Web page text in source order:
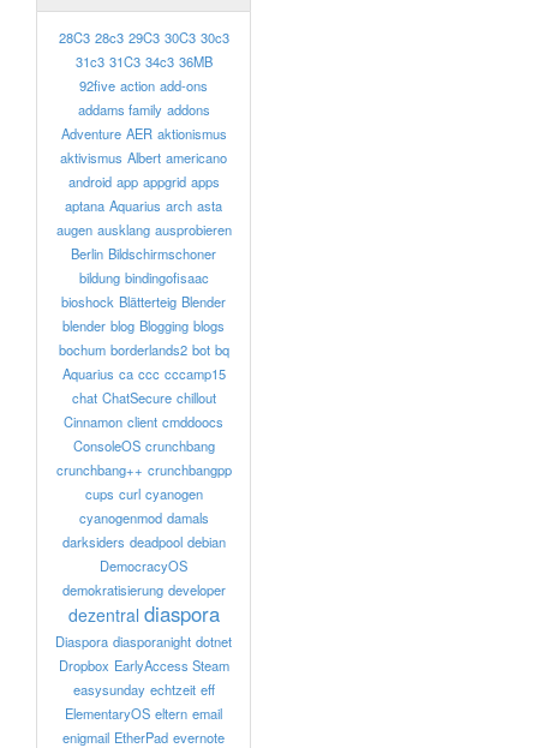
28C3 28c3 29C3 30C3 30c3
31c3 31C3 34c3 36MB
92five action add-ons
addams family addons
Adventure AER aktionismus
aktivismus Albert americano
android app appgrid apps
aptana Aquarius arch asta
augen ausklang ausprobieren
Berlin Bildschirmschoner
bildung bindingofisaac
bioshock Blätterteig Blender
blender blog Blogging blogs
bochum borderlands2 bot bq
Aquarius ca ccc cccamp15
chat ChatSecure chillout
Cinnamon client cmddoocs
ConsoleOS crunchbang
crunchbang++ crunchbangpp
cups curl cyanogen
cyanogenmod damals
darksiders deadpool debian
DemocracyOS
demokratisierung developer
dezentral diaspora
Diaspora diasporanight dotnet
Dropbox EarlyAccess Steam
easysunday echtzeit eff
ElementaryOS eltern email
enigmail EtherPad evernote